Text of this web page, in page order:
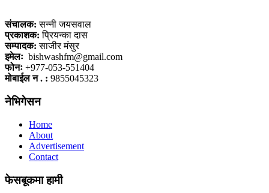
संचालक: सन्नी जयसवाल
प्रकाशक: प्रियन्का दास
सम्पादक: साजीर मंसुर
इमेलः bishwashfm@gmail.com
फोनः +977-053-551404
मोबाईल न . : 9855045323
नेभिगेसन
Home
About
Advertisement
Contact
फेसबूकमा हामी